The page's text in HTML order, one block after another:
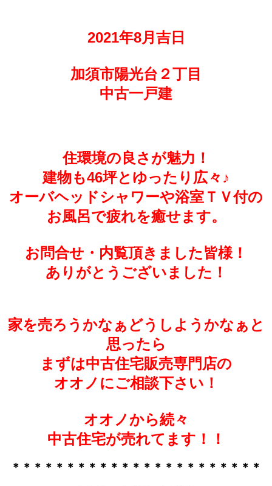
2021年8月吉日
加須市陽光台２丁目
中古一戸建
住環境の良さが魅力！
建物も46坪とゆったり広々♪
オーバヘッドシャワーや浴室ＴＶ付の
お風呂で疲れを癒せます。
お問合せ・内覧頂きました皆様！
ありがとうございました！
家を売ろうかなぁどうしようかなぁと
思ったら
まずは中古住宅販売専門店の
オオノにご相談下さい！
オオノから続々
中古住宅が売れてます！！
＊＊＊＊＊＊＊＊＊＊＊＊＊＊＊＊＊＊＊＊＊＊＊